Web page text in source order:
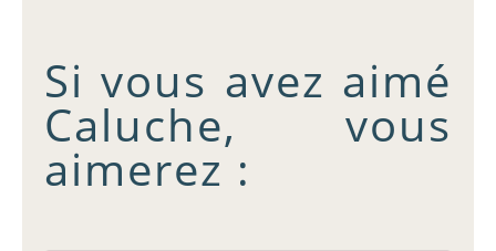
Si vous avez aimé
Caluche, vous
aimerez :